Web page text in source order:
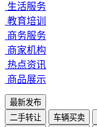
生活服务
教育培训
商务服务
商家机构
热点资讯
商品展示
最新发布
二手转让
车辆买卖